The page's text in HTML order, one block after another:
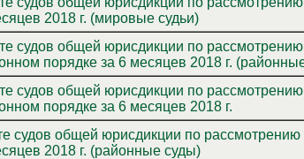
2018 г. (мировые судьи)
общей юрисдикции по рассмотрению гражданских, административных
дел в апелляционном порядке за 6 месяцев 2018 г.
общей юрисдикции по рассмотрению гражданских, административных
дел в апелляционном порядке за 6 месяцев 2018 г.
общей юрисдикции по рассмотрению уголовных дел в кассационном
2018 г. (районные суды)